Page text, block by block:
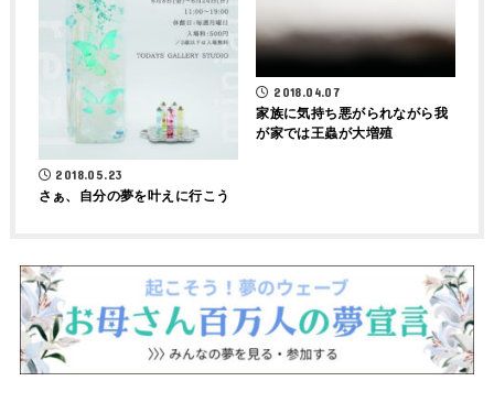
2018.05.23
さぁ、自分の夢を叶えに行こう
2018.04.07
家族に気持ち悪がられながら我
が家では王蟲が大増殖